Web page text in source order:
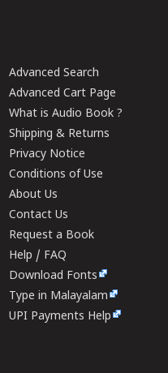
Advanced Search
Advanced Cart Page
What is Audio Book ?
Shipping & Returns
Privacy Notice
Conditions of Use
About Us
Contact Us
Request a Book
Help / FAQ
Download Fonts
Type in Malayalam
UPI Payments Help